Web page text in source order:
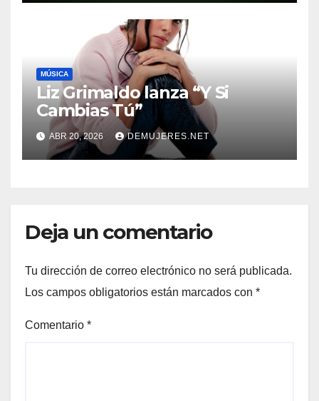
MÚSICA
Liz Grimaldo lanza “Y Si
Cambias Tú”
ABR 20, 2026 DEMUJERES.NET
Deja un comentario
Tu dirección de correo electrónico no será publicada.
Los campos obligatorios están marcados con *
Comentario *